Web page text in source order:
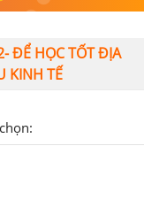
ĐỂ HỌC TỐT ĐỊA
KINH TẾ